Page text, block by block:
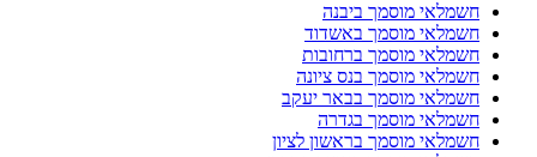
חשמלאי מוסמך ביבנה
חשמלאי מוסמך באשדוד
חשמלאי מוסמך ברחובות
חשמלאי מוסמך בנס ציונה
חשמלאי מוסמך בבאר יעקב
חשמלאי מוסמך בגדרה
חשמלאי מוסמך בראשון לציון